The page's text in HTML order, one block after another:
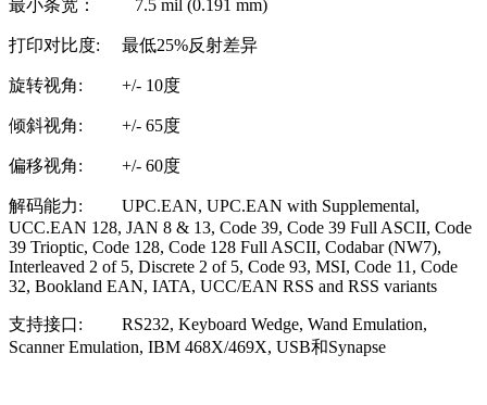
最小条宽： 7.5 mil (0.191 mm)
打印对比度: 最低25%反射差异
旋转视角: +/- 10度
倾斜视角: +/- 65度
偏移视角: +/- 60度
解码能力: UPC.EAN, UPC.EAN with Supplemental,
UCC.EAN 128, JAN 8 & 13, Code 39, Code 39 Full ASCII, Code
39 Trioptic, Code 128, Code 128 Full ASCII, Codabar (NW7),
Interleaved 2 of 5, Discrete 2 of 5, Code 93, MSI, Code 11, Code
32, Bookland EAN, IATA, UCC/EAN RSS and RSS variants
支持接口: RS232, Keyboard Wedge, Wand Emulation,
Scanner Emulation, IBM 468X/469X, USB和Synapse